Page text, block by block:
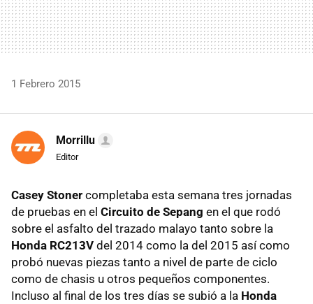
1 Febrero 2015
Morrillu
Editor
Casey Stoner completaba esta semana tres jornadas
de pruebas en el Circuito de Sepang en el que rodó
sobre el asfalto del trazado malayo tanto sobre la
Honda RC213V del 2014 como la del 2015 así como
probó nuevas piezas tanto a nivel de parte de ciclo
como de chasis u otros pequeños componentes.
Incluso al final de los tres días se subió a la Honda